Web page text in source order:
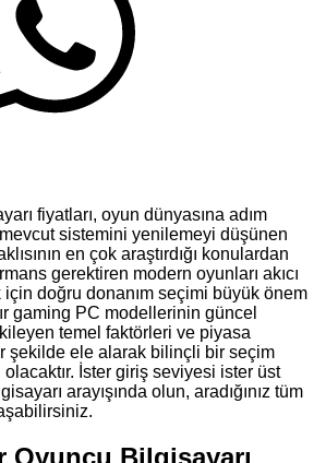
fiyatları, oyun dünyasına adım
sistemini yenilemeyi düşünen
en çok araştırdığı konulardan
gerektiren modern oyunları akıcı
doğru donanım seçimi büyük önem
gaming PC modellerinin güncel
temel faktörleri ve piyasa
şekilde ele alarak bilinçli bir seçim
olacaktır. İster giriş seviyesi ister üst
arayışında olun, aradığınız tüm